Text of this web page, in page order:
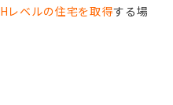
レベルの住宅を取得する場